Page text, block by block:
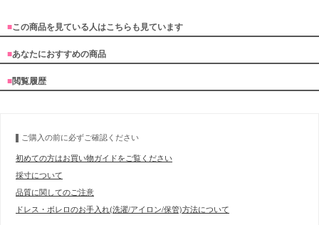
■この商品を見ている人はこちらも見ています
■あなたにおすすめの商品
■閲覧履歴
ご購入の前に必ずご確認ください
初めての方はお買い物ガイドをご覧ください
採寸について
品質に関してのご注意
ドレス・ボレロのお手入れ(洗濯/アイロン/保管)方法について